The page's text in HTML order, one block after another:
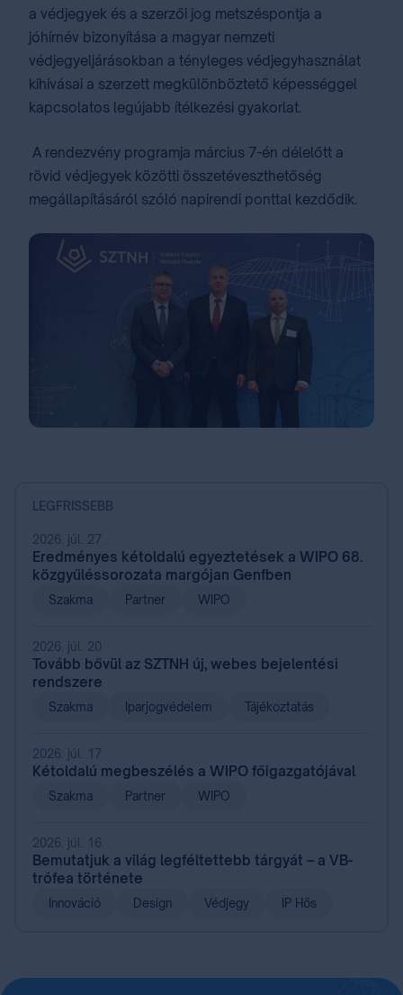
a védjegyek és a szerzői jog metszéspontja a
jóhírnév bizonyítása a magyar nemzeti
védjegyeljárásokban a tényleges védjegyhasználat
kihívásai a szerzett megkülönböztető képességgel
kapcsolatos legújabb ítélkezési gyakorlat.
A rendezvény programja március 7-én délelőtt a
rövid védjegyek közötti összetéveszthetőség
megállapításáról szóló napirendi ponttal kezdődik.
LEGFRISSEBB
2026. júl. 27.
Eredményes kétoldalú egyeztetések a WIPO 68.
közgyűléssorozata margójan Genfben
Szakma Partner WIPO
2026. júl. 20.
Tovább bővül az SZTNH új, webes bejelentési
rendszere
Szakma Iparjogvédelem Tájékoztatás
2026. júl. 17.
Kétoldalú megbeszélés a WIPO főigazgatójával
Szakma Partner WIPO
2026. júl. 16.
Bemutatjuk a világ legféltettebb tárgyát – a VB-
trófea története
Innováció Design Védjegy IP Hős